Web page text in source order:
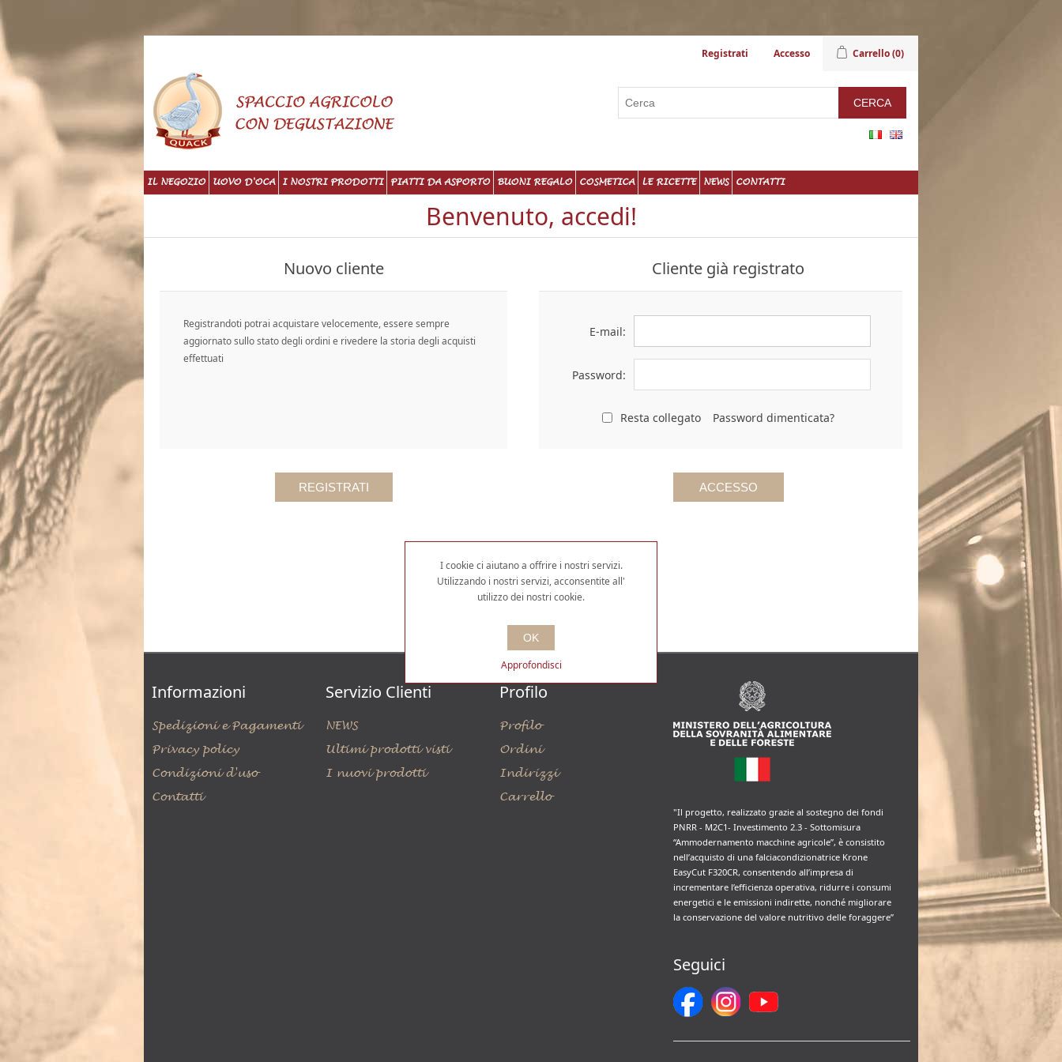
Registrati Accesso Carrello(0)
IL NEGOZIO UOVO D'OCA I NOSTRI PRODOTTI PIATTI DA ASPORTO BUONI REGALO COSMETICA LE RICETTE NEWS CONTATTI
Benvenuto, accedi!
Nuovo cliente
Registrandoti potrai acquistare velocemente, essere sempre
aggiornato sullo stato degli ordini e rivedere la storia degli acquisti
effettuati
Cliente già registrato
E-mail:
Password:
Resta collegato Password dimenticata?
Informazioni
Spedizioni e Pagamenti
Privacy policy
Condizioni d'uso
Contatti
Servizio Clienti
NEWS
Ultimi prodotti visti
I nuovi prodotti
Profilo
Profilo
Ordini
Indirizzi
Carrello
"Il progetto, realizzato grazie al sostegno dei fondi
PNRR - M2C1- Investimento 2.3 - Sottomisura
“Ammodernamento macchine agricole”, è consistito
nell’acquisto di una falciacondizionatrice Krone
EasyCut F320CR, consentendo all’impresa di
incrementare l’efficienza operativa, ridurre i consumi
energetici e le emissioni indirette, nonché migliorare
la conservazione del valore nutritivo delle foraggere”
Seguici
I cookie ci aiutano a offrire i nostri servizi.
Utilizzando i nostri servizi, acconsentite all'
utilizzo dei nostri cookie.
OK
Approfondisci